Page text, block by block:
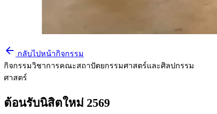
arrow_back กลับไปหน้ากิจกรรม
กิจกรรมวิชาการคณะสถาปัตยกรรมศาสตร์และศิลปกรรม
ศาสตร์
ต้อนรับนิสิตใหม่ 2569